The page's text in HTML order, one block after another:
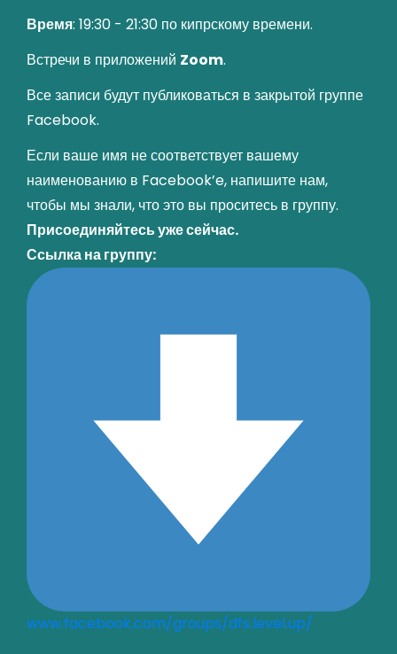
Время: 19:30 - 21:30 по кипрскому времени.
Встречи в приложений Zoom.
Все записи будут публиковаться в закрытой группе
Facebook.
Если ваше имя не соответствует вашему
наименованию в Facebook’e, напишите нам,
чтобы мы знали, что это вы проситесь в группу.
Присоединяйтесь уже сейчас.
Ссылка на группу:
www.facebook.com/groups/dfs.level.up/